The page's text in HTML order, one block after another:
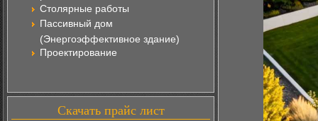
Столярные работы
Пассивный дом
(Энергоэффективное здание)
Проектирование
Скачать прайс лист